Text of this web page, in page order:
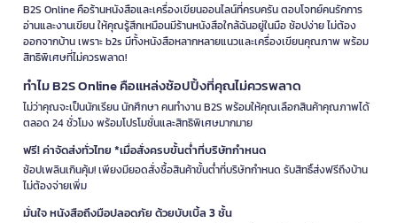
B2S Online คือร้านหนังสือและเครื่องเขียนออนไลน์ที่ครบครัน ตอบโจทย์คนรักการ
อ่านและงานเขียน ให้คุณรู้สึกเหมือนมีร้านหนังสือใกล้ฉันอยู่ในมือ ช้อปง่าย ไม่ต้อง
ออกจากบ้าน เพราะ b2s มีทั้งหนังสือหลากหลายแนวและเครื่องเขียนคุณภาพ พร้อม
สิทธิพิเศษที่ไม่ควรพลาด!
ทำไม B2S Online คือแหล่งช้อปปิ้งที่คุณไม่ควรพลาด
ไม่ว่าคุณจะเป็นนักเรียน นักศึกษา คนทำงาน B2S พร้อมให้คุณเลือกสินค้าคุณภาพได้
ตลอด 24 ชั่วโมง พร้อมโปรโมชั่นและสิทธิพิเศษมากมาย
ฟรี! ค่าจัดส่งทั่วไทย *เมื่อสั่งครบขั้นต่ำที่บริษัทกำหนด
ช้อปเพลินเกินคุ้ม! เพียงมียอดสั่งซื้อสินค้าขั้นต่ำที่บริษัทกำหนด รับสิทธิ์ส่งฟรีถึงบ้าน
ไม่ต้องจ่ายเพิ่ม
มั่นใจ หนังสือถึงมือปลอดภัย ด้วยบับเบิ้ล 3 ชั้น